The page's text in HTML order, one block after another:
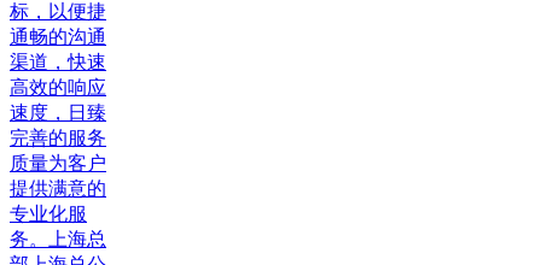
标，以便捷
通畅的沟通
渠道，快速
高效的响应
速度，日臻
完善的服务
质量为客户
提供满意的
专业化服
务。上海总